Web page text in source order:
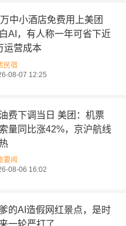
中小酒店免费用上美团
AI，有人称一年可省下近
运营成本
民宿
08-07 12:25
费下调当日 美团：机票
量同比涨42%，京沪航线
要闻
08-06 16:02
的AI造假网红景点，是时
一轮严打了